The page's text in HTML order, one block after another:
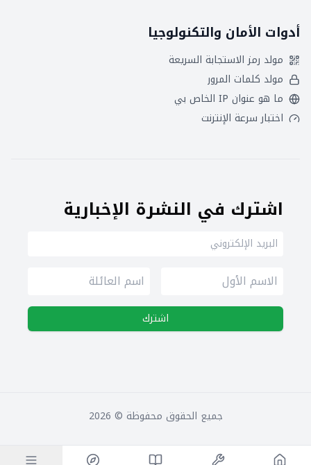
أدوات الأمان والتكنولوجيا
مولد رمز الاستجابة السريعة
مولد كلمات المرور
ما هو عنوان IP الخاص بي
اختبار سرعة الإنترنت
اشترك في النشرة الإخبارية
اشترك
جميع الحقوق محفوظة © 2026